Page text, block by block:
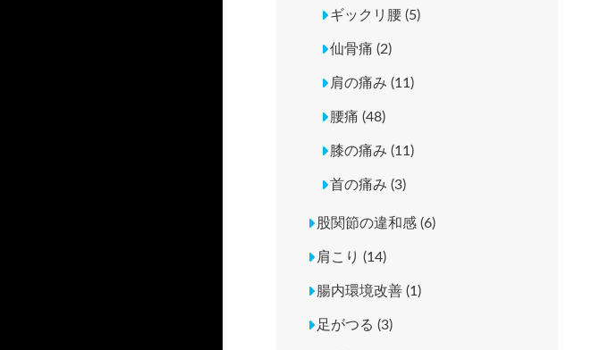
ギックリ腰 (5)
仙骨痛 (2)
肩の痛み (11)
腰痛 (48)
膝の痛み (11)
首の痛み (3)
股関節の違和感 (6)
肩こり (14)
腸内環境改善 (1)
足がつる (3)